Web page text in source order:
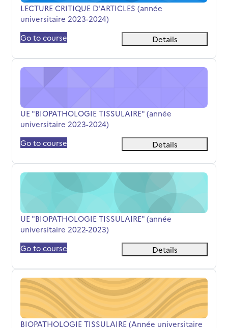
Titolo del corso
LECTURE CRITIQUE D'ARTICLES (année
universitaire 2023-2024)
Go to course
Details
UE "BIOPATHOLOGIE TISSULAIRE" (année universitaire
Titolo del corso
UE "BIOPATHOLOGIE TISSULAIRE" (année
universitaire 2023-2024)
Go to course
Details
UE "BIOPATHOLOGIE TISSULAIRE" (année universitaire
Titolo del corso
UE "BIOPATHOLOGIE TISSULAIRE" (année
universitaire 2022-2023)
Go to course
Details
BIOPATHOLOGIE TISSULAIRE (Année universitaire 2021-
Titolo del corso
BIOPATHOLOGIE TISSULAIRE (Année universitaire